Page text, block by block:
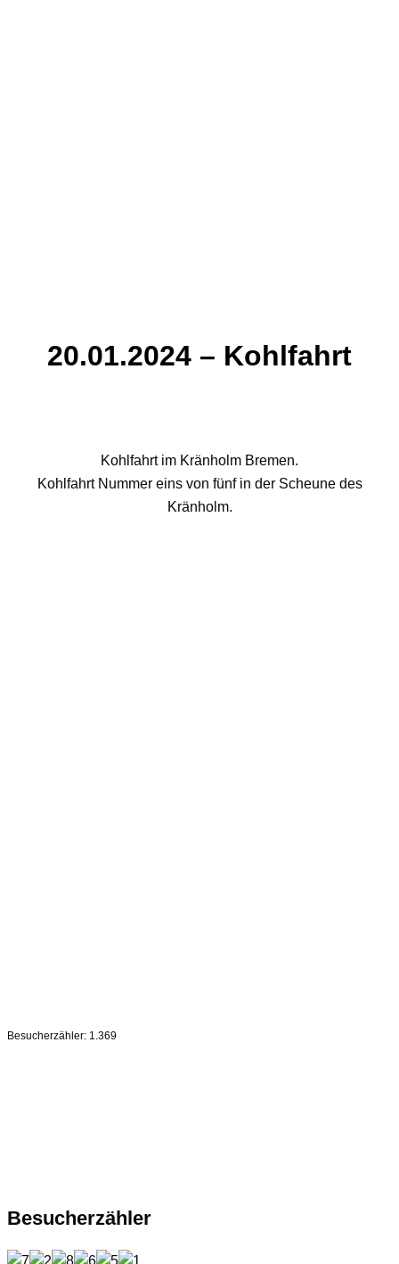
20.01.2024 – Kohlfahrt
Kohlfahrt im Kränholm Bremen.
Kohlfahrt Nummer eins von fünf in der Scheune des
Kränholm.
Besucherzähler: 1.369
Besucherzähler